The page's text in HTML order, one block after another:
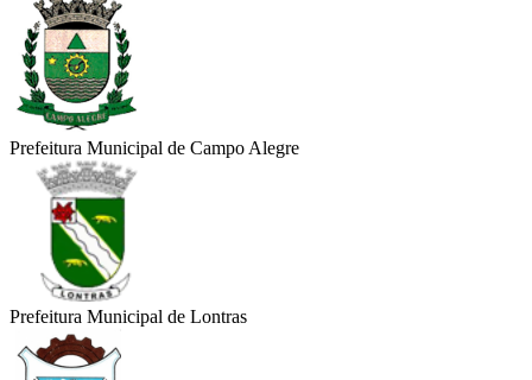
Prefeitura Municipal de Campo Alegre
Prefeitura Municipal de Lontras